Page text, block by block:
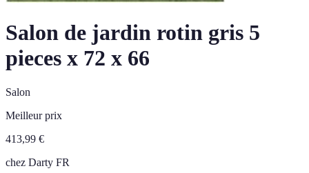
Salon de jardin rotin gris 5
pieces x 72 x 66
Salon
Meilleur prix
413,99 €
chez Darty FR